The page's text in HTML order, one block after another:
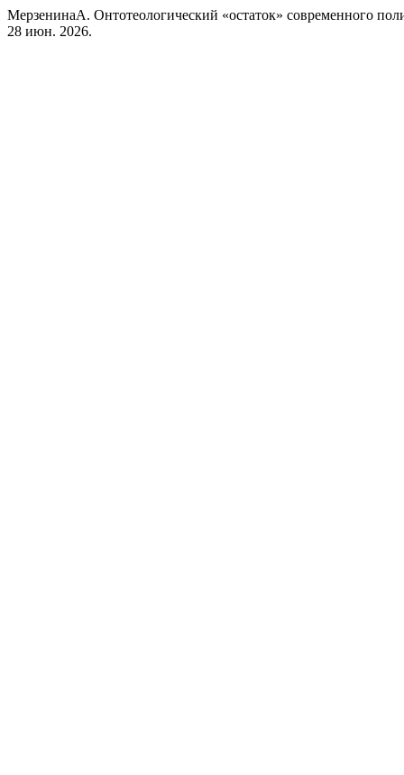
МерзенинаА. Онтотеологический «остаток» современного
28 июн. 2026.